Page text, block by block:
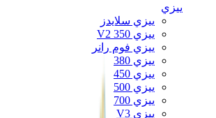
ييزي
ييزي سلايدز
ييزي 350 V2
ييزي فوم رانر
ييزي 380
ييزي 450
ييزي 500
ييزي 700
ييزي V3